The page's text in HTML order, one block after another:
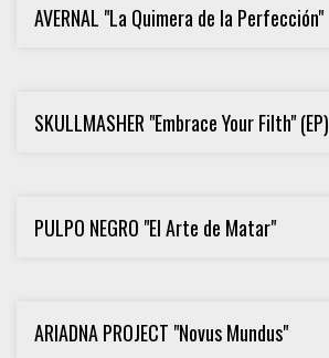
AVERNAL "La Quimera de la Perfección"
SKULLMASHER "Embrace Your Filth" (EP)
PULPO NEGRO "El Arte de Matar"
ARIADNA PROJECT "Novus Mundus"